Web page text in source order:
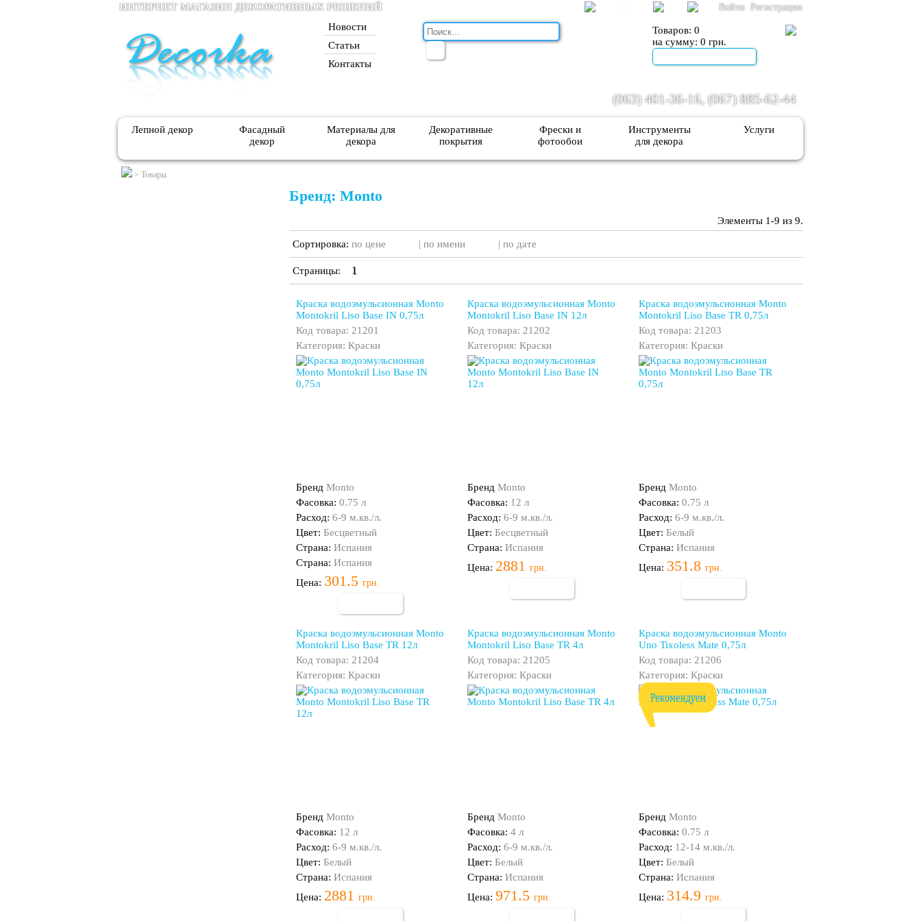
Войти Регистрация
ИНТЕРНЕТ МАГАЗИН ДЕКОРАТИВНЫХ РЕШЕНИЙ
(063) 401-36-16, (067) 885-62-44
Новости
Статьи
Контакты
Товаров: 0
на сумму: 0 грн.
Лепной декор
Фасадный
декор
Материалы для
декора
Декоративные
покрытия
Фрески и
фотообои
Инструменты
для декора
Услуги
> Товары
Бренд: Monto
Элементы 1-9 из 9.
Сортировка: по цене | по имени | по дате
Страницы: 1
Краска водоэмульсионная Monto
Montokril Liso Base IN 0,75л
Код товара: 21201
Категория: Краски
Бренд Monto
Фасовка: 0.75 л
Расход: 6-9 м.кв./л.
Цвет: Бесцветный
Страна: Испания
Страна: Испания
Цена: 301.5 грн.
Краска водоэмульсионная Monto
Montokril Liso Base IN 12л
Код товара: 21202
Категория: Краски
Бренд Monto
Фасовка: 12 л
Расход: 6-9 м.кв./л.
Цвет: Бесцветный
Страна: Испания
Цена: 2881 грн.
Краска водоэмульсионная Monto
Montokril Liso Base TR 0,75л
Код товара: 21203
Категория: Краски
Бренд Monto
Фасовка: 0.75 л
Расход: 6-9 м.кв./л.
Цвет: Белый
Страна: Испания
Цена: 351.8 грн.
Краска водоэмульсионная Monto
Montokril Liso Base TR 12л
Код товара: 21204
Категория: Краски
Бренд Monto
Фасовка: 12 л
Расход: 6-9 м.кв./л.
Цвет: Белый
Страна: Испания
Цена: 2881 грн.
Краска водоэмульсионная Monto
Montokril Liso Base TR 4л
Код товара: 21205
Категория: Краски
Бренд Monto
Фасовка: 4 л
Расход: 6-9 м.кв./л.
Цвет: Белый
Страна: Испания
Цена: 971.5 грн.
Краска водоэмульсионная Monto
Uno Tixoless Mate 0,75л
Код товара: 21206
Категория: Краски
Бренд Monto
Фасовка: 0.75 л
Расход: 12-14 м.кв./л.
Цвет: Белый
Страна: Испания
Цена: 314.9 грн.